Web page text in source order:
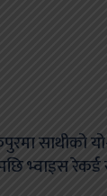
साथीको
भ्वाइस